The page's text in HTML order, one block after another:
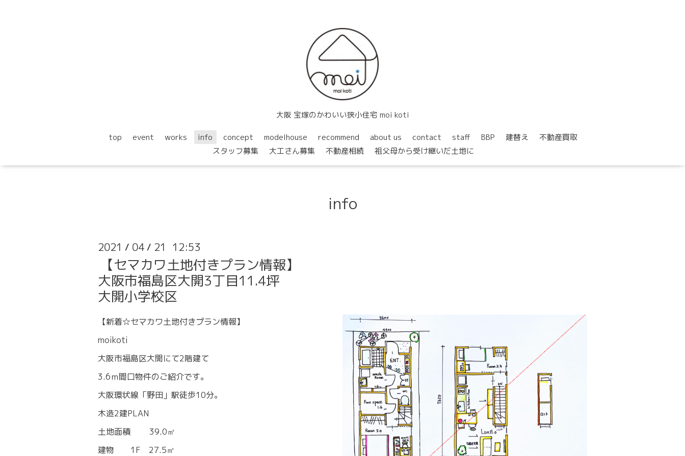
大阪 宝塚のかわいい狭小住宅 moi koti
top event works info concept modelhouse recommend about us contact staff BBP 建替え
不動産買取
スタッフ募集
大工さん募集 不動産相続 祖父母から受け継いだ土地に
info
2021 / 04 / 21 12:53
【セマカワ土地付きプラン情報】
大阪市福島区大開3丁目11.4坪
大開小学校区
【新着☆セマカワ土地付きプラン情報】
moikoti
大阪市福島区大開にて2階建て
3.6ｍ間口物件のご紹介です。
大阪環状線「野田」駅徒歩10分。
木造2建PLAN
土地面積 39.0㎡
建物 1F 27.5㎡